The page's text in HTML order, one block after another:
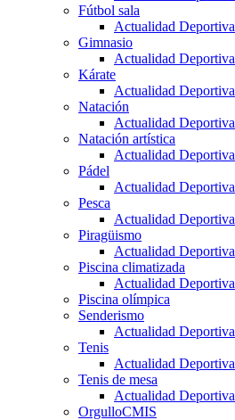
Fútbol sala
Actualidad Deportiva
Gimnasio
Actualidad Deportiva
Kárate
Actualidad Deportiva
Natación
Actualidad Deportiva
Natación artística
Actualidad Deportiva
Pádel
Actualidad Deportiva
Pesca
Actualidad Deportiva
Piragüismo
Actualidad Deportiva
Piscina climatizada
Actualidad Deportiva
Piscina olímpica
Senderismo
Actualidad Deportiva
Tenis
Actualidad Deportiva
Tenis de mesa
Actualidad Deportiva
OrgulloCMIS